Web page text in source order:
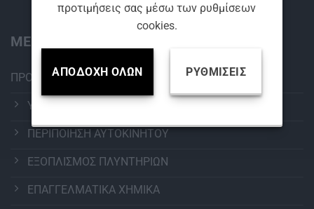
προτιμήσεις σας μέσω των ρυθμίσεων
cookies.
ΑΠΟΔΟΧΉ ΌΛΩΝ ΡΥΘΜΊΣΕΙΣ
ΜΕΝΟΥ:
ΠΡΟΪΟΝΤΑ
ΥΑΛΟΚΑΘΑΡΙΣΤΗΡΕΣ
ΠΕΡΙΠΟΙΗΣΗ ΑΥΤΟΚΙΝΗΤΟΥ
ΕΞΟΠΛΙΣΜΟΣ ΠΛΥΝΤΗΡΙΩΝ
ΕΠΑΓΓΕΛΜΑΤΙΚΑ ΧΗΜΙΚΑ